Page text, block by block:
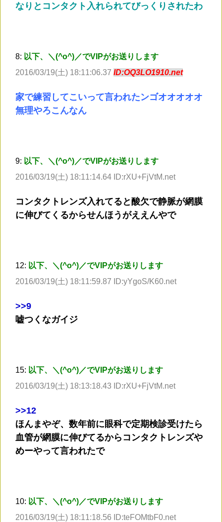
なりとコンタクト入れられてびっくりされたわ
8: 以下、＼(^o^)／でVIPがお送りします
2016/03/19(土) 18:11:06.37 ID:OQ3LO1910.net
家で練習してこいって言われたンゴオオオオオ
無理やろこんなん
9: 以下、＼(^o^)／でVIPがお送りします
2016/03/19(土) 18:11:14.64 ID:rXU+FjVtM.net
コンタクトレンズ入れてると酸欠で静脈が網膜
に伸びてくるからせんほうがええんやで
12: 以下、＼(^o^)／でVIPがお送りします
2016/03/19(土) 18:11:59.87 ID:yYgoS/K60.net
>>9
嘘つくなガイジ
15: 以下、＼(^o^)／でVIPがお送りします
2016/03/19(土) 18:13:18.43 ID:rXU+FjVtM.net
>>12
ほんまやぞ、数年前に眼科で定期検診受けたら
血管が網膜に伸びてるからコンタクトレンズや
めーやって言われたで
10: 以下、＼(^o^)／でVIPがお送りします
2016/03/19(土) 18:11:18.56 ID:teFOMtbF0.net